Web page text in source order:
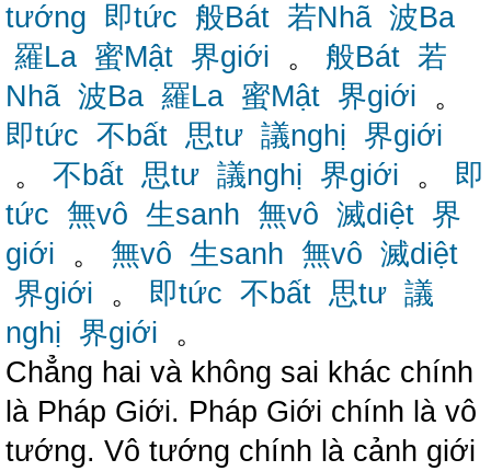
tướng 即tức 般Bát 若Nhã 波Ba
羅La 蜜Mật 界giới 。 般Bát 若
Nhã 波Ba 羅La 蜜Mật 界giới 。
即tức 不bất 思tư 議nghị 界giới
。 不bất 思tư 議nghị 界giới 。 即
tức 無vô 生sanh 無vô 滅diệt 界
giới 。 無vô 生sanh 無vô 滅diệt
界giới 。 即tức 不bất 思tư 議
nghị 界giới 。
Chẳng hai và không sai khác chính
là Pháp Giới. Pháp Giới chính là vô
tướng. Vô tướng chính là cảnh giới